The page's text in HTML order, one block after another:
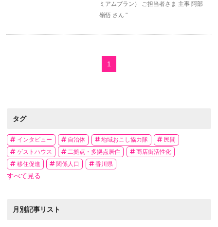
ミアムプラン） ご担当者さま 主事 阿部
嶺悟 さん "
1
タグ
インタビュー 自治体 地域おこし協力隊
民間
ゲストハウス
二拠点・多拠点居住
商店街活性化
移住促進
関係人口 香川県
すべて見る
月別記事リスト